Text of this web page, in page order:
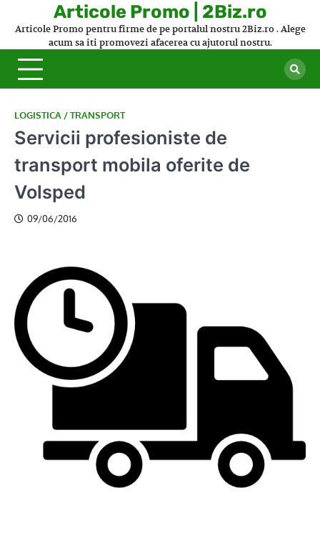
Articole Promo | 2Biz.ro
Articole Promo pentru firme de pe portalul nostru 2Biz.ro . Alege
acum sa iti promovezi afacerea cu ajutorul nostru.
LOGISTICA / TRANSPORT
Servicii profesioniste de
transport mobila oferite de
Volsped
09/06/2016